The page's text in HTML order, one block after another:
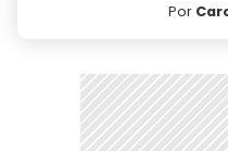
Por